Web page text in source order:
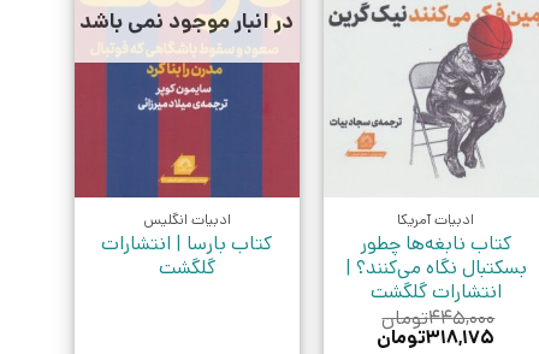
ادبیات آمریکا
کتاب نابغه‌‌ها چطور
بسکتبال نگاه می‌کنند؟ |
انتشارات گلگشت
۴۴۵,۰۰۰تومان
قیمت
۳۱۸,۱۷۵تومانقیمت
در انبار موجود نمی باشد
ادبیات انگلیس
کتاب بارسا | انتشارات
گلگشت